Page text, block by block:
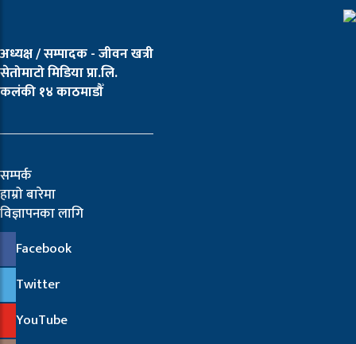
अध्यक्ष / सम्पादक - जीवन खत्री
सेतोमाटो मिडिया प्रा.लि.
कलंकी १४ काठमाडौँ
सम्पर्क
हाम्रो बारेमा
विज्ञापनका लागि
Facebook
Twitter
YouTube